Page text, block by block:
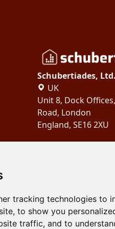
tracking technologies to
to show you
traffic, and to
Schubertiades, Ltd.
UK
Unit 8, Dock
Road, London
England, SE16 2XU